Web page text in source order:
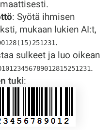
: Syötä ihmisen
mukaan lukien AI:t,
.
sulkeet ja luo oikean
.
tuki: